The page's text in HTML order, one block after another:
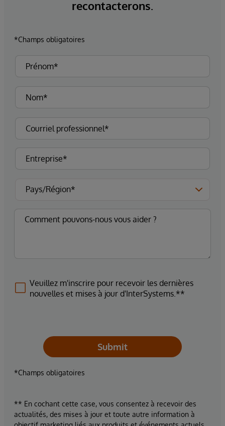
recontacterons.
*Champs obligatoires
Veuillez m'inscrire pour recevoir les dernières
nouvelles et mises à jour d'InterSystems.**
Submit
*Champs obligatoires
** En cochant cette case, vous consentez à recevoir des
actualités, des mises à jour et toute autre information à